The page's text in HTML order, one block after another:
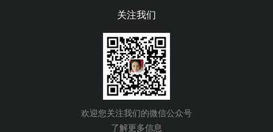
关注我们
欢迎您关注我们的微信公众号
了解更多信息